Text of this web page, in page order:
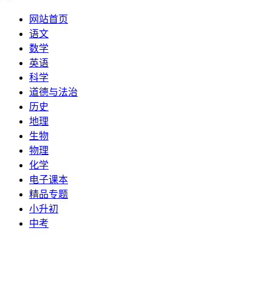
网站首页
语文
数学
英语
科学
道德与法治
历史
地理
生物
物理
化学
电子课本
精品专题
小升初
中考